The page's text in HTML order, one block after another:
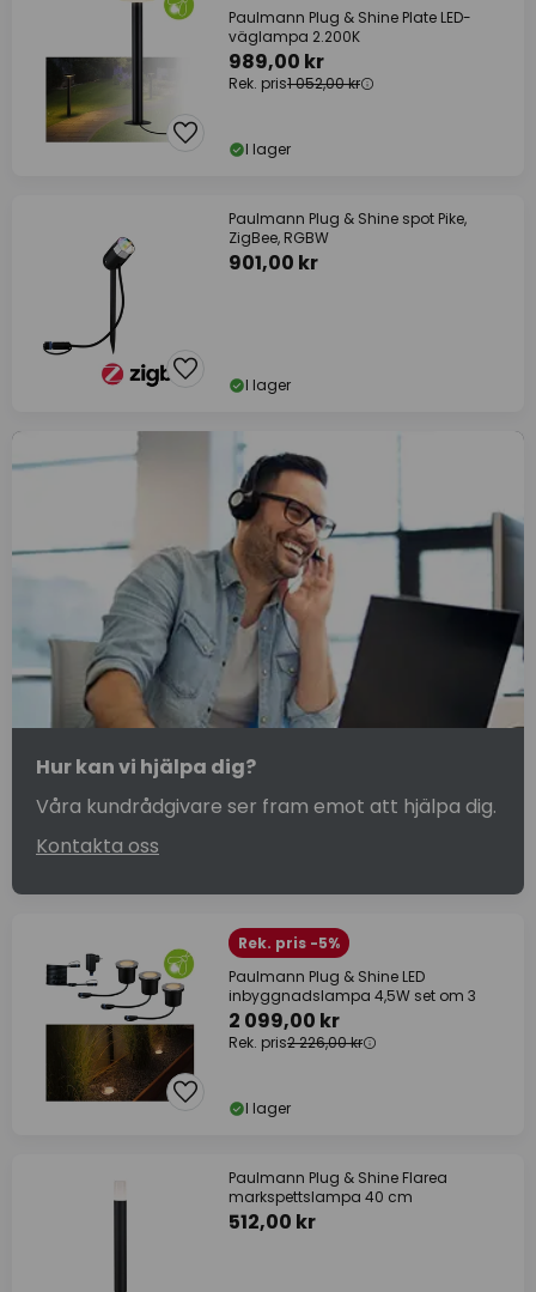
Paulmann Plug & Shine Plate LED-
väglampa 2.200K
989,00 kr
Rek. pris1 052,00 kr
I lager
Paulmann Plug & Shine spot Pike,
ZigBee, RGBW
901,00 kr
I lager
Hur kan vi hjälpa dig?
Våra kundrådgivare ser fram emot att hjälpa dig.
Kontakta oss
Rek. pris -5%
Paulmann Plug & Shine LED
inbyggnadslampa 4,5W set om 3
2 099,00 kr
Rek. pris2 226,00 kr
I lager
Paulmann Plug & Shine Flarea
markspettslampa 40 cm
512,00 kr